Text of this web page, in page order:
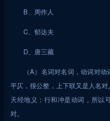
B、周作人
C、郁达夫
D、唐三藏
（A）名词对名词，动词对
平仄，很公整，上下联又是人名
天经地义；行和冲是动词，所以
对。